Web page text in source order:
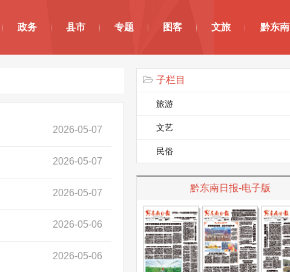
政务 县市 专题 图客 文旅 黔东
2026-05-07
2026-05-07
2026-05-07
2026-05-06
2026-05-06
子栏目
旅游
文艺
民俗
黔东南日报-电子版